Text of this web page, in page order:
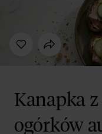
Kanapka
ogórków